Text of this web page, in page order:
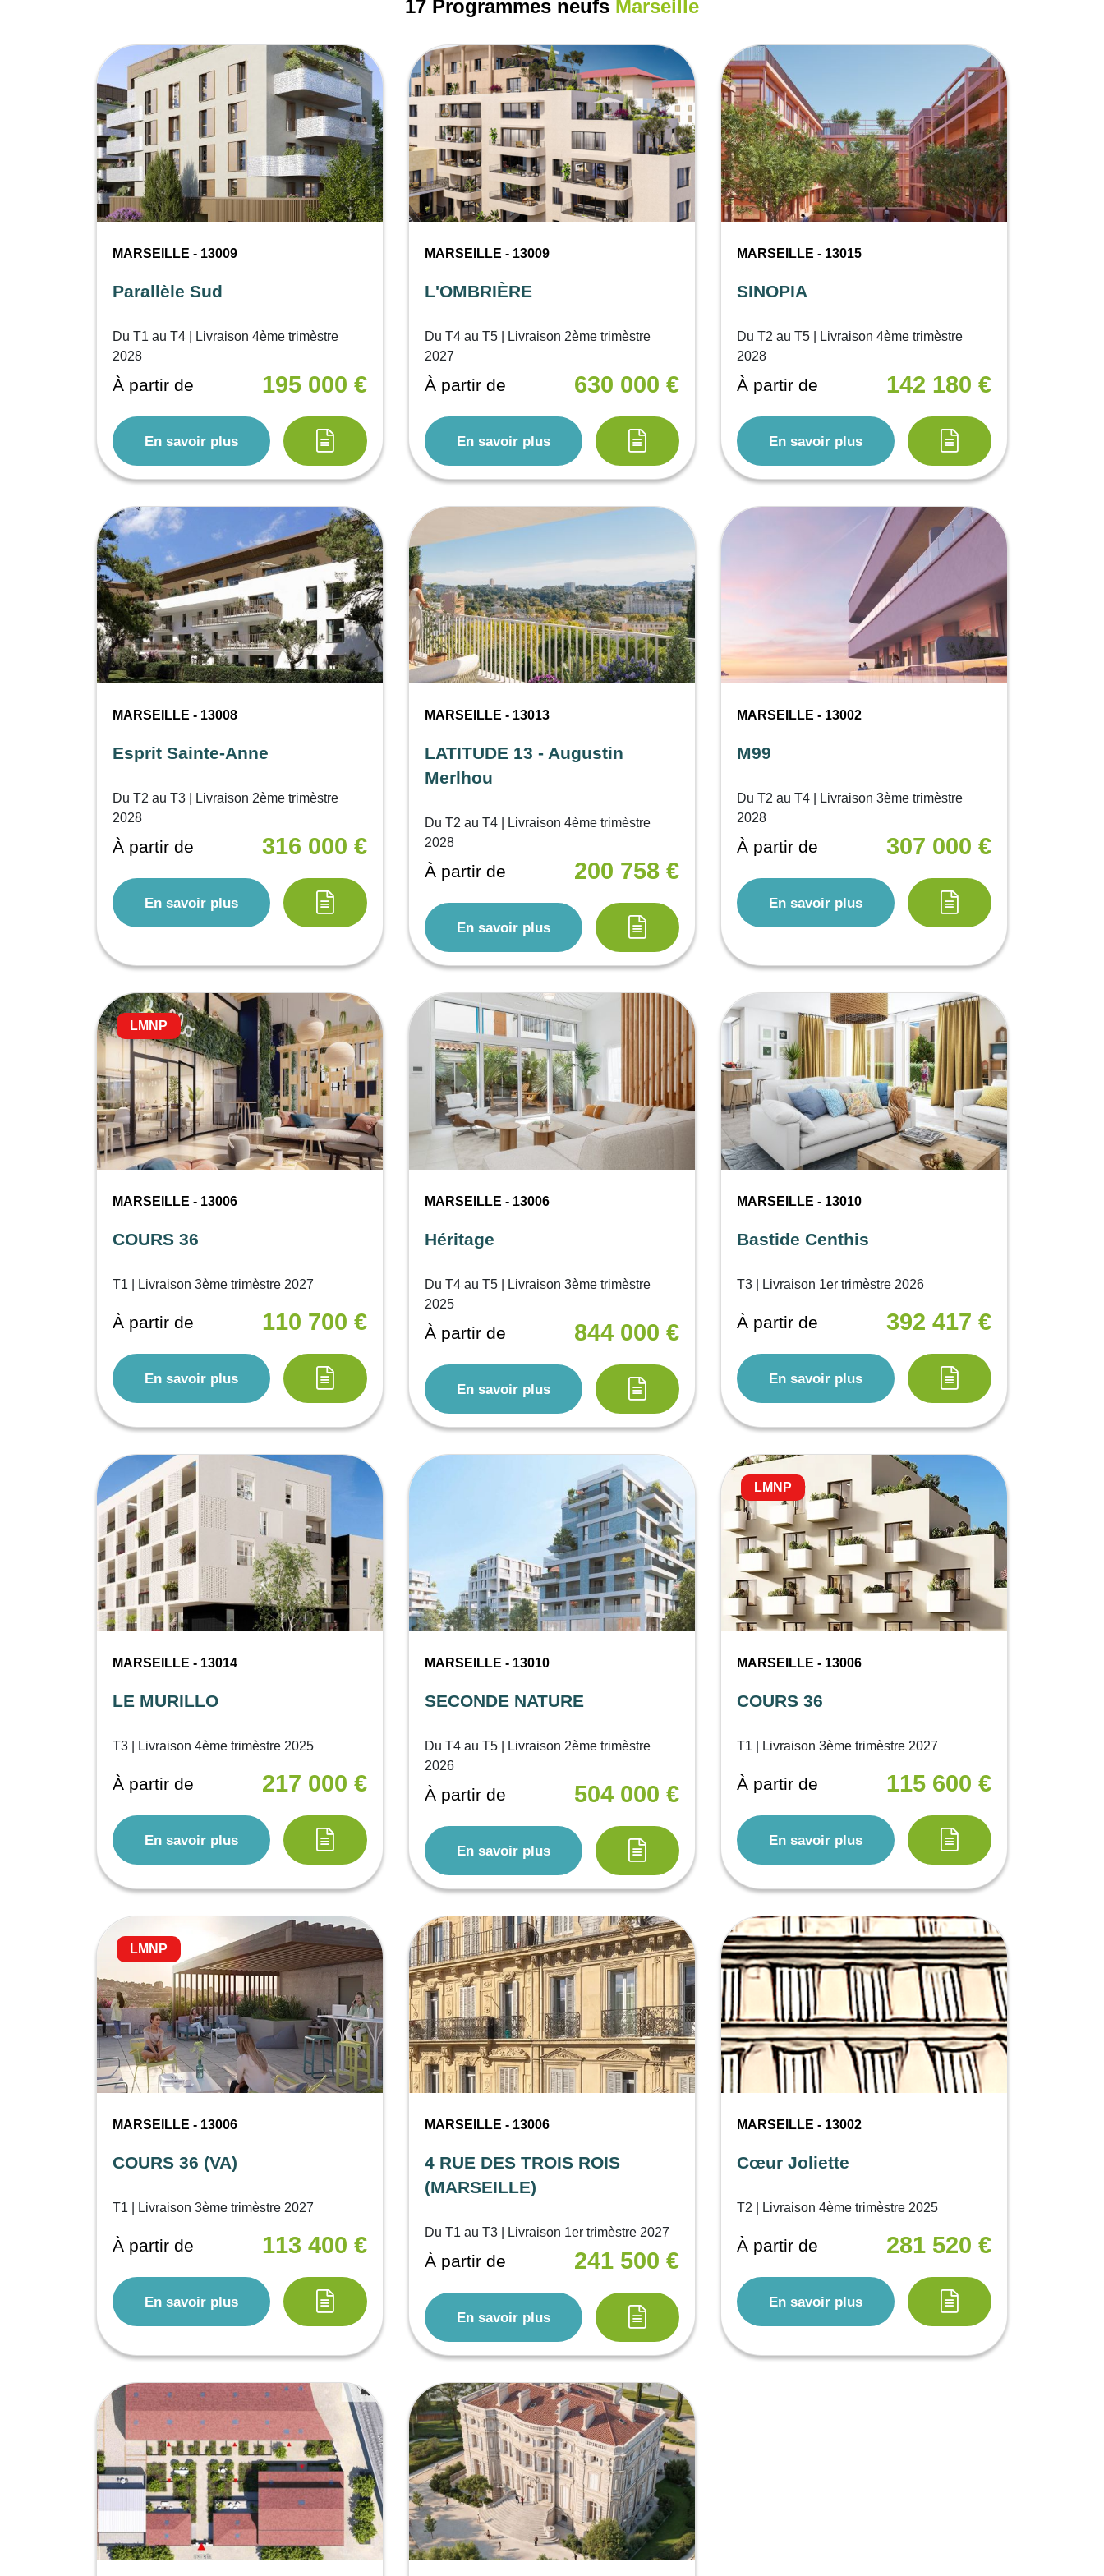
17 Programmes neufs Marseille
MARSEILLE - 13009
Parallèle Sud
Du T1 au T4 | Livraison 4ème trimèstre
2028
À partir de 195 000 €
En savoir plus
MARSEILLE - 13009
L'OMBRIÈRE
Du T4 au T5 | Livraison 2ème trimèstre
2027
À partir de 630 000 €
En savoir plus
MARSEILLE - 13015
SINOPIA
Du T2 au T5 | Livraison 4ème trimèstre
2028
À partir de 142 180 €
En savoir plus
MARSEILLE - 13008
Esprit Sainte-Anne
Du T2 au T3 | Livraison 2ème trimèstre
2028
À partir de 316 000 €
En savoir plus
MARSEILLE - 13013
LATITUDE 13 - Augustin
Merlhou
Du T2 au T4 | Livraison 4ème trimèstre
2028
À partir de 200 758 €
En savoir plus
MARSEILLE - 13002
M99
Du T2 au T4 | Livraison 3ème trimèstre
2028
À partir de 307 000 €
En savoir plus
LMNP
MARSEILLE - 13006
COURS 36
T1 | Livraison 3ème trimèstre 2027
À partir de 110 700 €
En savoir plus
MARSEILLE - 13006
Héritage
Du T4 au T5 | Livraison 3ème trimèstre
2025
À partir de 844 000 €
En savoir plus
MARSEILLE - 13010
Bastide Centhis
T3 | Livraison 1er trimèstre 2026
À partir de 392 417 €
En savoir plus
MARSEILLE - 13014
LE MURILLO
T3 | Livraison 4ème trimèstre 2025
À partir de 217 000 €
En savoir plus
MARSEILLE - 13010
SECONDE NATURE
Du T4 au T5 | Livraison 2ème trimèstre
2026
À partir de 504 000 €
En savoir plus
LMNP
MARSEILLE - 13006
COURS 36
T1 | Livraison 3ème trimèstre 2027
À partir de 115 600 €
En savoir plus
LMNP
MARSEILLE - 13006
COURS 36 (VA)
T1 | Livraison 3ème trimèstre 2027
À partir de 113 400 €
En savoir plus
MARSEILLE - 13006
4 RUE DES TROIS ROIS
(MARSEILLE)
Du T1 au T3 | Livraison 1er trimèstre 2027
À partir de 241 500 €
En savoir plus
MARSEILLE - 13002
Cœur Joliette
T2 | Livraison 4ème trimèstre 2025
À partir de 281 520 €
En savoir plus